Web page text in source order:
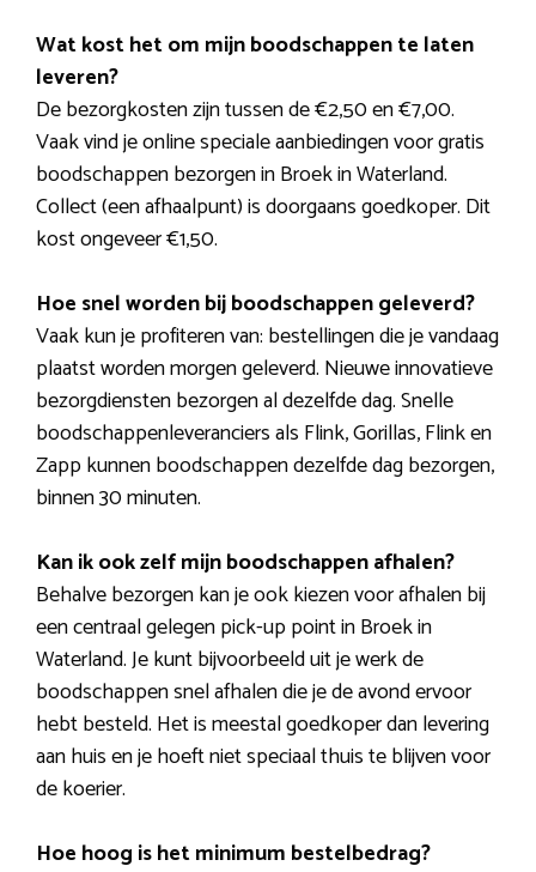
Wat kost het om mijn boodschappen te laten
leveren?
De bezorgkosten zijn tussen de €2,50 en €7,00.
Vaak vind je online speciale aanbiedingen voor gratis
boodschappen bezorgen in Broek in Waterland.
Collect (een afhaalpunt) is doorgaans goedkoper. Dit
kost ongeveer €1,50.
Hoe snel worden bij boodschappen geleverd?
Vaak kun je profiteren van: bestellingen die je vandaag
plaatst worden morgen geleverd. Nieuwe innovatieve
bezorgdiensten bezorgen al dezelfde dag. Snelle
boodschappenleveranciers als Flink, Gorillas, Flink en
Zapp kunnen boodschappen dezelfde dag bezorgen,
binnen 30 minuten.
Kan ik ook zelf mijn boodschappen afhalen?
Behalve bezorgen kan je ook kiezen voor afhalen bij
een centraal gelegen pick-up point in Broek in
Waterland. Je kunt bijvoorbeeld uit je werk de
boodschappen snel afhalen die je de avond ervoor
hebt besteld. Het is meestal goedkoper dan levering
aan huis en je hoeft niet speciaal thuis te blijven voor
de koerier.
Hoe hoog is het minimum bestelbedrag?